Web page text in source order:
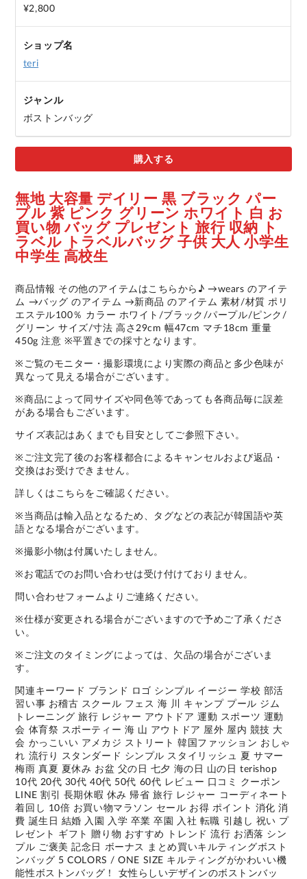
¥2,800
ショップ名
teri
ジャンル
ボストンバッグ
購入する
無地 大容量 デイリー 黒 ブラック パー
プル 紫 ピンク グリーン ホワイト 白 お
買い物 バッグ プレゼント 旅行 収納 ト
ラベル トラベルバッグ 子供 大人 小学生
中学生 高校生
商品情報 その他のアイテムはこちらから♪ →wears のアイテ
ム →バッグ のアイテム →新商品 のアイテム 素材/材質 ポリ
エステル100％ カラー ホワイト/ブラック/パープル/ピンク/
グリーン サイズ/寸法 高さ29cm 幅47cm マチ18cm 重量
450g 注意 ※平置きでの採寸となります。
※ご覧のモニター・撮影環境により実際の商品と多少色味が
異なって見える場合がございます。
※商品によって同サイズや同色等であっても各商品毎に誤差
がある場合もございます。
サイズ表記はあくまでも目安としてご参照下さい。
※ご注文完了後のお客様都合によるキャンセルおよび返品・
交換はお受けできません。
詳しくはこちらをご確認ください。
※当商品は輸入品となるため、タグなどの表記が韓国語や英
語となる場合がございます。
※撮影小物は付属いたしません。
※お電話でのお問い合わせは受け付けておりません。
問い合わせフォームよりご連絡ください。
※仕様が変更される場合がございますので予めご了承くださ
い。
※ご注文のタイミングによっては、欠品の場合がございま
す。
関連キーワード ブランド ロゴ シンプル イージー 学校 部活
習い事 お稽古 スクール フェス 海 川 キャンプ プール ジム
トレーニング 旅行 レジャー アウトドア 運動 スポーツ 運動
会 体育祭 スポーティー 海 山 アウトドア 屋外 屋内 競技 大
会 かっこいい アメカジ ストリート 韓国ファッション おしゃ
れ 流行り スタンダード シンプル スタイリッシュ 夏 サマー
梅雨 真夏 夏休み お盆 父の日 七夕 海の日 山の日 terishop
10代 20代 30代 40代 50代 60代 レビュー 口コミ クーポン
LINE 割引 長期休暇 休み 帰省 旅行 レジャー コーディネート
着回し 10倍 お買い物マラソン セール お得 ポイント 消化 消
費 誕生日 結婚 入園 入学 卒業 卒園 入社 転職 引越し 祝い プ
レゼント ギフト 贈り物 おすすめ トレンド 流行 お洒落 シン
プル ご褒美 記念日 ボーナス まとめ買いキルティングボスト
ンバッグ 5 COLORS / ONE SIZE キルティングがかわいい機
能性ボストンバッグ！ 女性らしいデザインのボストンバッ